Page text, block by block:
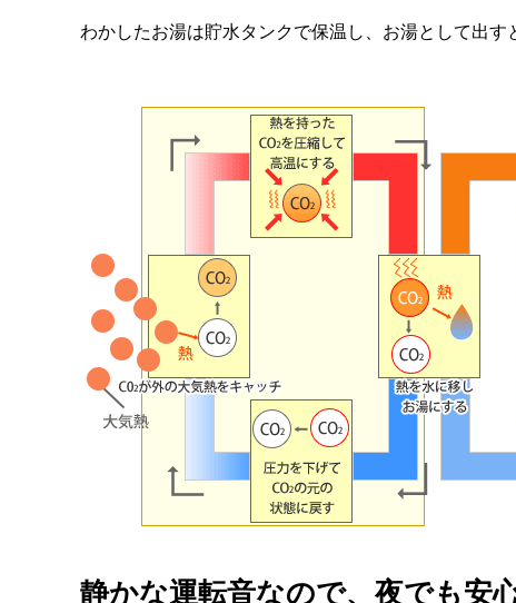
わかしたお湯は貯水タンクで保温し、お湯として出す
静かな運転音なので、夜でも安